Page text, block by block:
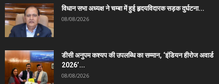
विधान सभा अध्यक्ष ने चम्बा में हुई हृदयविदारक सड़क दुर्घटना...
08/08/2026
डीसी अनुपम कश्यप की उपलब्धि का सम्मान, ‘इंडियन हीरोज अवार्ड
2026’...
08/08/2026